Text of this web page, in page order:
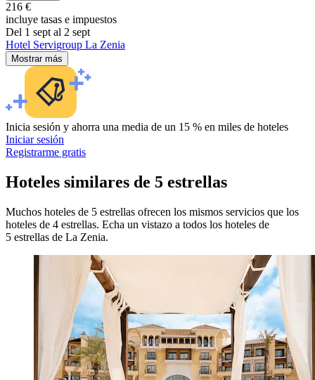
216 €
incluye tasas e impuestos
Del 1 sept al 2 sept
Hotel Servigroup La Zenia
Mostrar más
Inicia sesión y ahorra una media de un 15 % en miles de hoteles
Iniciar sesión
Registrarme gratis
Hoteles similares de 5 estrellas
Muchos hoteles de 5 estrellas ofrecen los mismos servicios que los
hoteles de 4 estrellas. Echa un vistazo a todos los hoteles de
5 estrellas de La Zenia.